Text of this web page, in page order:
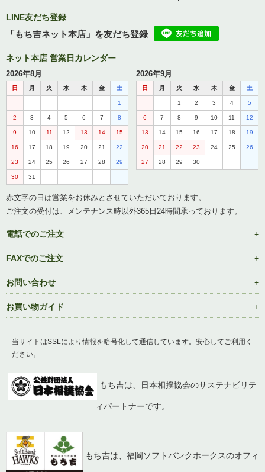
LINE友だち登録
「もち吉ネット本店」を友だち登録
ネット本店 営業日カレンダー
2026年8月
日 月 火 水 木 金 土
1
2 3 4 5 6 7 8
9 10 11 12 13 14 15
16 17 18 19 20 21 22
23 24 25 26 27 28 29
30 31
2026年9月
日 月 火 水 木 金 土
1 2 3 4 5
6 7 8 9 10 11 12
13 14 15 16 17 18 19
20 21 22 23 24 25 26
27 28 29 30
赤文字の日は営業をお休みとさせていただいております。
ご注文の受付は、メンテナンス時以外365日24時間承っております。
電話でのご注文
FAXでのご注文
お問い合わせ
お買い物ガイド
当サイトはSSLにより情報を暗号化して通信しています。安心してご利用く
ださい。
もち吉は、日本相撲協会のサステナビリテ
ィパートナーです。
もち吉は、福岡ソフトバンクホークスのオフィ